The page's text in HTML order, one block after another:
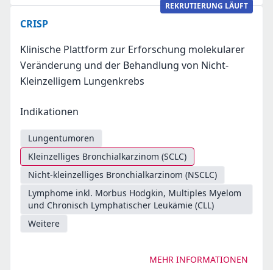
REKRUTIERUNG LÄUFT
CRISP
Klinische Plattform zur Erforschung molekularer
Veränderung und der Behandlung von Nicht-
Kleinzelligem Lungenkrebs
Indikationen
Lungentumoren
Kleinzelliges Bronchialkarzinom (SCLC)
Nicht-kleinzelliges Bronchialkarzinom (NSCLC)
Lymphome inkl. Morbus Hodgkin, Multiples Myelom
und Chronisch Lymphatischer Leukämie (CLL)
Weitere
MEHR INFORMATIONEN